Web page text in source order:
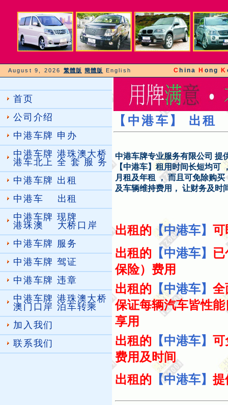
August 9, 2026 繁體版 簡體版 EnglishC hina H ong K
首页
公司介绍
中港车牌 申办
中港车牌 港珠澳大桥
港车北上 全 套 服 务
中港车牌 出租
中港车 出租
中港车牌 现牌
港珠澳 大桥口岸
中港车牌 服务
中港车牌 驾证
中港车牌 违章
中港车牌 港珠澳大桥
澳门口岸 泊车转乘
加入我们
联系我们
【 中港车】 出租
中港车牌专业服务有限公司 提
【中港车】租用时间长短均可
月租及年租 ， 而且可免除购
及车辆维持费用， 让财务及时
出租的【中港车】 可
出租的 【中港车】
保险）费用
出租的 【中港车】 全
保证每辆汽车皆性
享用
出租的 【中港车】 可
费用及时间
出租的 【中港车】 提